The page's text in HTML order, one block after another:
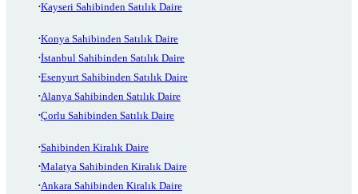
Kayseri Sahibinden Satılık Daire
Konya Sahibinden Satılık Daire
İstanbul Sahibinden Satılık Daire
Esenyurt Sahibinden Satılık Daire
Alanya Sahibinden Satılık Daire
Çorlu Sahibinden Satılık Daire
Sahibinden Kiralık Daire
Malatya Sahibinden Kiralık Daire
Ankara Sahibinden Kiralık Daire